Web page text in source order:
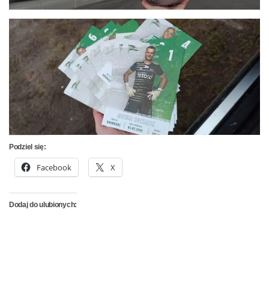
Podziel się:
Facebook X
Dodaj do ulubionych: